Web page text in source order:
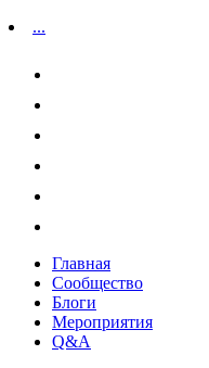
...
Главная
Сообщество
Блоги
Мероприятия
Q&A